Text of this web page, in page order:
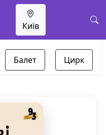
Київ
Балет Цирк